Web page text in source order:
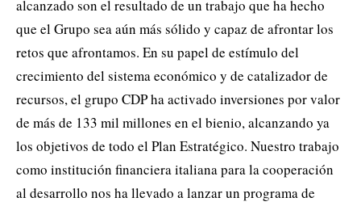
alcanzado son el resultado de un trabajo que ha hecho
que el Grupo sea aún más sólido y capaz de afrontar los
retos que afrontamos. En su papel de estímulo del
crecimiento del sistema económico y de catalizador de
recursos, el grupo CDP ha activado inversiones por valor
de más de 133 mil millones en el bienio, alcanzando ya
los objetivos de todo el Plan Estratégico. Nuestro trabajo
como institución financiera italiana para la cooperación
al desarrollo nos ha llevado a lanzar un programa de